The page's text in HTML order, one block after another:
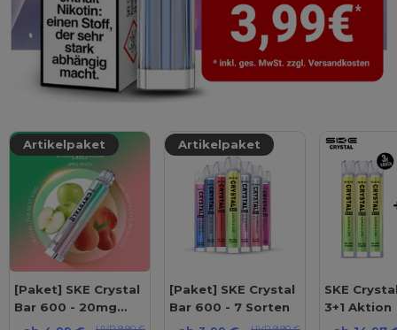
Artikelpaket
[Paket] SKE Crystal
Bar 600 - 20mg
Nikotin - Alle Sorten
Artikelpaket
[Paket] SKE Crystal
Bar 600 - 7 Sorten
SKE
3+1 Aktion